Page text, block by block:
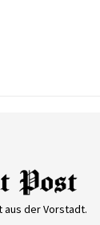
aus der Vorstadt.